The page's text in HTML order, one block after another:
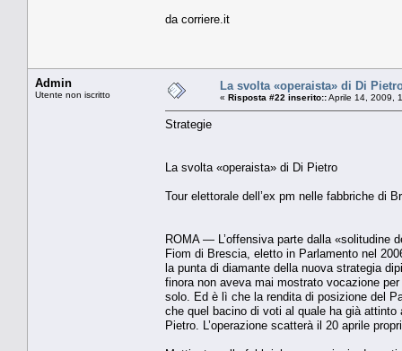
da corriere.it
Admin
Utente non iscritto
La svolta «operaista» di Di
« Risposta #22 inserito::Aprile 14, 2009,
Strategie
La svolta «operaista» di Di Pietro
Tour elettorale dell’ex pm nelle fabbriche di
ROMA — L’offensiva parte dalla «solitudine
Fiom di Brescia, eletto in Parlamento nel
la punta di diamante della nuova stra­tegia
finora non ave­va mai mostrato vocazione
solo. Ed è lì che la rendita di posizio­ne del
che quel bacino di voti al quale ha già
Pietro. L’operazione scatterà il 20 aprile